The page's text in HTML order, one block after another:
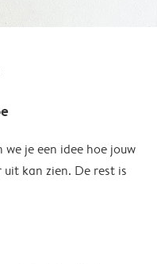
je een idee hoe jouw
kan zien. De rest is